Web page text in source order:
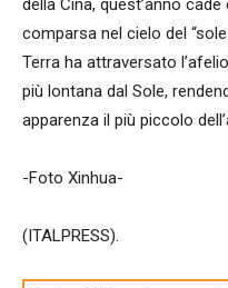
comparsa nel cielo del
Terra ha attraversato
più lontana dal Sole,
apparenza il più piccolo
-Foto Xinhua-
(ITALPRESS).